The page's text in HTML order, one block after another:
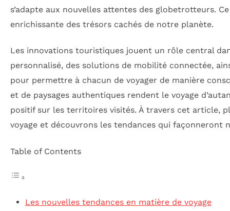
s’adapte aux nouvelles attentes des globetrotteurs.
enrichissante des trésors cachés de notre planète.
Les innovations touristiques jouent un rôle central
personnalisé, des solutions de mobilité connectée,
pour permettre à chacun de voyager de manière
et de paysages authentiques rendent le voyage
positif sur les territoires visités. À travers cet article,
voyage et découvrons les tendances qui façonneront
Table of Contents
Les nouvelles tendances en matière de voyage